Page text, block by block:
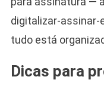
digitalizar-assinar-
tudo está
Dicas para